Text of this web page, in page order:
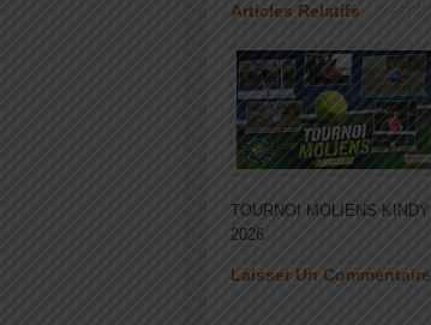
Articles Relatifs
TOURNOI MOLIENS KINDY
2026
Laisser Un Commentaire